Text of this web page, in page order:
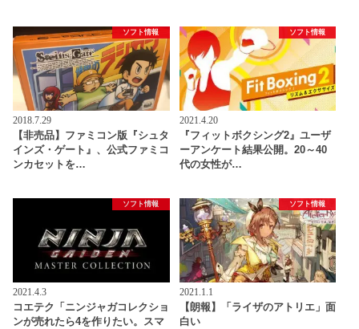
ソフト情報
2018.7.29
【非売品】ファミコン版『シュタ
インズ・ゲート』、公式ファミコ
ンカセットを…
ソフト情報
2021.4.20
『フィットボクシング2』ユーザ
ーアンケート結果公開。20～40
代の女性が…
ソフト情報
2021.4.3
コエテク「ニンジャガコレクショ
ンが売れたら4を作りたい。スマ
ソフト情報
2021.1.1
【朗報】「ライザのアトリエ」面
白い